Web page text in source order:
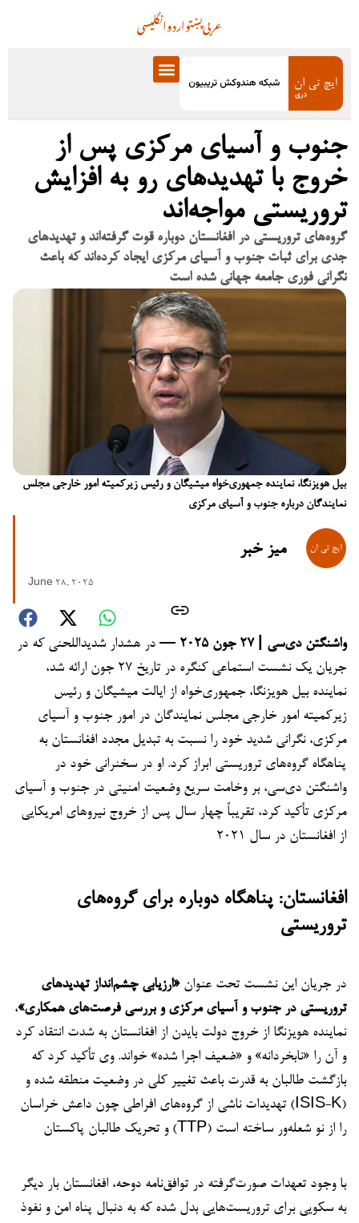
انگلیسیاردوپښتوعربی
جنوب و آسیای مرکزی پس از
خروج با تهدیدهای رو به افزایش
تروریستی مواجه‌اند
گروه‌های تروریستی در افغانستان دوباره قوت گرفته‌اند و تهدیدهای
جدی برای ثبات جنوب و آسیای مرکزی ایجاد کرده‌اند که باعث
نگرانی فوری جامعه جهانی شده است
بیل هویزنگا، نماینده جمهوری‌خواه میشیگان و رئیس زیرکمیته امور خارجی مجلس
نمایندگان درباره جنوب و آسیای مرکزی
میز خبر
June 28, 2025
واشنگتن دی‌سی | ۲۷ جون ۲۰۲۵ —
در هشدار شدیداللحنی که در
جریان یک نشست استماعی کنگره در تاریخ ۲۷ جون ارائه شد،
نماینده بیل هویزنگا، جمهوری‌خواه از ایالت میشیگان و رئیس
زیرکمیته امور خارجی مجلس نمایندگان در امور جنوب و آسیای
مرکزی، نگرانی شدید خود را نسبت به تبدیل مجدد افغانستان به
پناهگاه گروه‌های تروریستی ابراز کرد. او در سخنرانی خود در
واشنگتن دی‌سی، بر وخامت سریع وضعیت امنیتی در جنوب و آسیای
مرکزی تأکید کرد، تقریباً چهار سال پس از خروج نیروهای امریکایی
از افغانستان در سال ۲۰۲۱
افغانستان: پناهگاه دوباره برای گروه‌های
تروریستی
در جریان این نشست تحت عنوان«ارزیابی چشم‌انداز تهدیدهای
تروریستی در جنوب و آسیای مرکزی و بررسی فرصت‌های همکاری»،
نماینده هویزنگا از خروج دولت بایدن از افغانستان به شدت انتقاد کرد
و آن را «نابخردانه» و «ضعیف اجرا شده» خواند. وی تأکید کرد که
بازگشت طالبان به قدرت باعث تغییر کلی در وضعیت منطقه شده و
تهدیدات ناشی از گروه‌های افراطی چون داعش خراسان (ISIS-K)
و تحریک طالبان پاکستان (TTP) را از نو شعله‌ور ساخته است
با وجود تعهدات صورت‌گرفته در توافق‌نامه دوحه، افغانستان بار دیگر
به سکویی برای تروریست‌هایی بدل شده که به دنبال پناه امن و نفوذ